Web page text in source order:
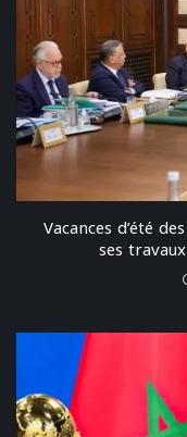
Vacances d’été
ses